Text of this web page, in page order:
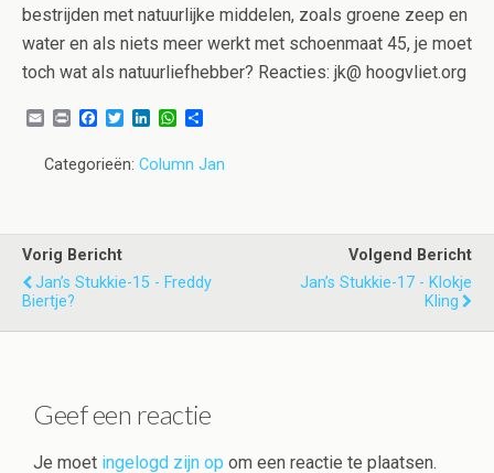
bestrijden met natuurlijke middelen, zoals groene zeep en
water en als niets meer werkt met schoenmaat 45, je moet
toch wat als natuurliefhebber? Reacties: jk@ hoogvliet.org
a
i
P
n
F
c
e
T
t
L
k
W
t
l
e
Categorieën: Column Jan
Vorig Bericht
Jan’s Stukkie-15 - Freddy
Biertje?
Volgend Bericht
Jan’s Stukkie-17 - Klokje
Kling
Geef een reactie
Je moet ingelogd zijn op om een reactie te plaatsen.